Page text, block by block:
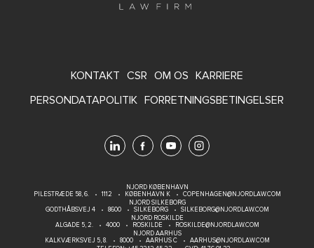
FOOTER
MENU
KONTAKT CSR OM OS KARRIERE
PERSONDATAPOLITIK FORRETNINGSBETINGELSER
NJORD KØBENHAVN
PILESTRÆDE 58, 6.
1112 KØBENHAVN K
COPENHAGEN@NJORDLAW.COM
NJORD SILKEBORG
GODTHÅBSVEJ 4
8600 SILKEBORG
SILKEBORG@NJORDLAW.COM
NJORD ROSKILDE
ALGADE 5, 2.
4000 ROSKILDE
ROSKILDE@NJORDLAW.COM
NJORD AARHUS
KALKVÆRKSVEJ 5, 8.
8000 AARHUS C
AARHUS@NJORDLAW.COM